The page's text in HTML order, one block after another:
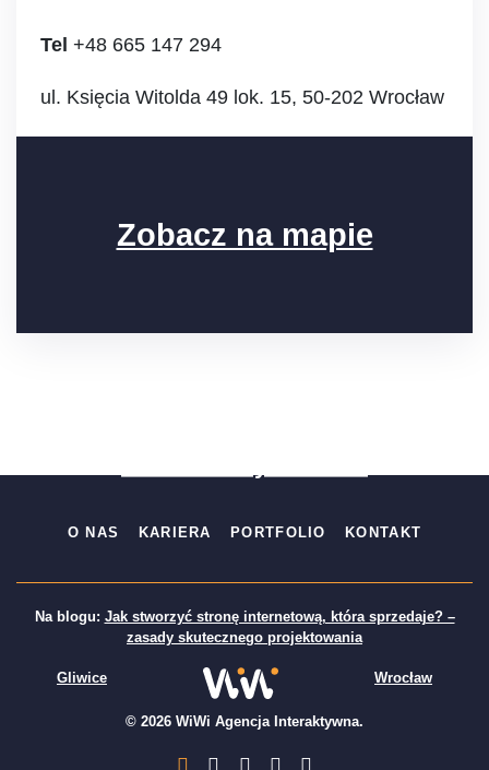
Tel +48 665 147 294
ul. Księcia Witolda 49 lok. 15, 50-202 Wrocław
Zobacz na mapie
O NAS KARIERA PORTFOLIO KONTAKT
Na blogu: Jak stworzyć stronę internetową, która sprzedaje? –
zasady skutecznego projektowania
Gliwice Wrocław
© 2026 WiWi Agencja Interaktywna.